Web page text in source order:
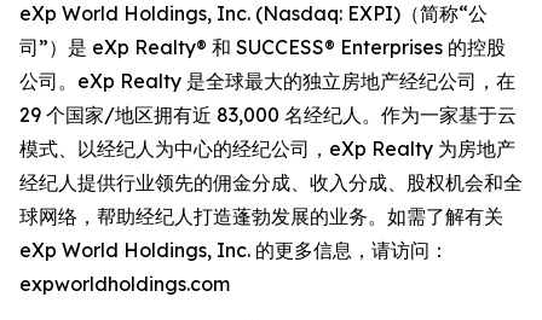
eXp World Holdings, Inc. (Nasdaq: EXPI)（简称“公
司”）是 eXp Realty® 和 SUCCESS® Enterprises 的控股
公司。eXp Realty 是全球最大的独立房地产经纪公司，在
29 个国家/地区拥有近 83,000 名经纪人。作为一家基于云
模式、以经纪人为中心的经纪公司，eXp Realty 为房地产
经纪人提供行业领先的佣金分成、收入分成、股权机会和全
球网络，帮助经纪人打造蓬勃发展的业务。如需了解有关
eXp World Holdings, Inc. 的更多信息，请访问：
expworldholdings.com